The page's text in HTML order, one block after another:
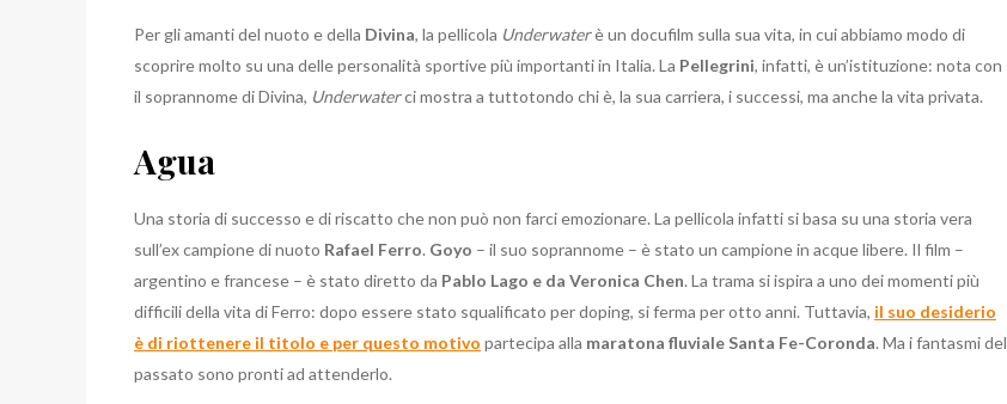
Per gli amanti del nuoto e della Divina, la pellicola Underwaterè un docufilm sulla sua vita, in cui abbiamo modo di
scoprire molto su una delle personalità sportive più importanti in Italia. La Pellegrini, infatti, è un’istituzione: nota con
il soprannome di Divina, Underwaterci mostra a tuttotondo chi è, la sua carriera, i successi, ma anche la vita privata.
Agua
Una storia di successo e di riscatto che non può non farci emozionare. La pellicola infatti si basa su una storia vera
sull’ex campione di nuoto Rafael Ferro. Goyo – il suo soprannome – è stato un campione in acque libere. Il film –
argentino e francese – è stato diretto da Pablo Lago e da Veronica Chen. La trama si ispira a uno dei momenti più
difficili della vita di Ferro: dopo essere stato squalificato per doping, si ferma per otto anni. Tuttavia, il suo desiderio
è di riottenere il titolo e per questo motivo partecipa alla maratona fluviale Santa Fe-Coronda. Ma i fantasmi del
passato sono pronti ad attenderlo.